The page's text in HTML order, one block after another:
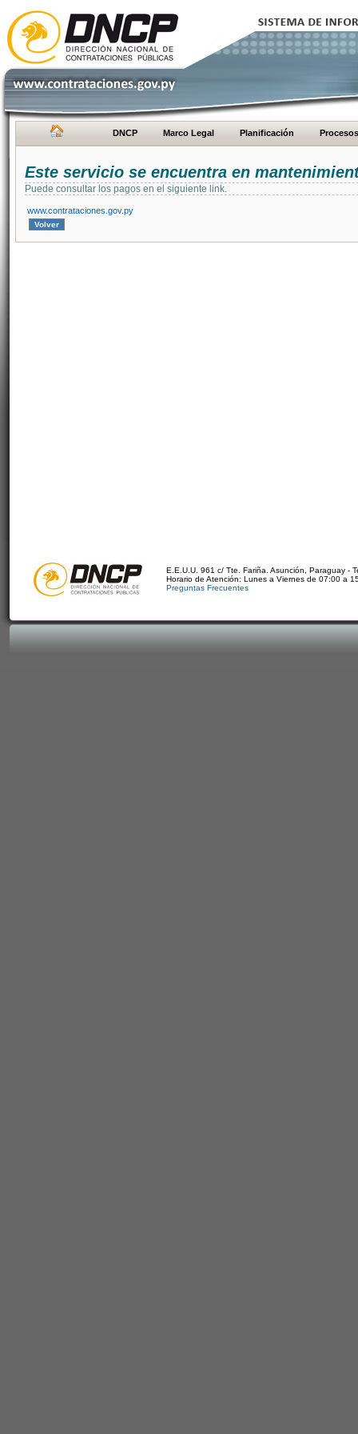
DNCP Marco Legal Planificación Procesos
Este servicio se encuentra en
Puede consultar los pagos en el siguiente link.
www.contrataciones.gov.py
E.E.U.U. 961 c/ Tte. Fariña. Asunción, Paraguay -
Horario de Atención: Lunes a Viernes de 07:00 a
Preguntas Frecuentes